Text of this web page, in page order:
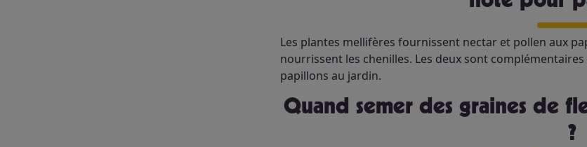
Les plantes mellifères fournissent nectar et pollen aux
nourrissent les chenilles. Les deux sont
papillons au jardin.
Quand semer des graines de fleurs pour attirer les papillons
?